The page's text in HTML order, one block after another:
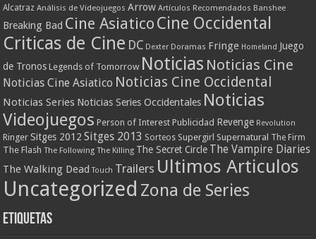
Alcatraz Análisis de Videojuegos Arrow Artículos Recomendados Banshee
Breaking Bad Cine AsiaticoCine Occidental
Criticas de Cine DC Dexter Doramas Fringe Homeland Juego
de Tronos Legends of Tomorrow Noticias Noticias Cine
Noticias Cine Asiatico Noticias Cine Occidental
Noticias Series Noticias Series Occidentales Noticias
Videojuegos Person of Interest Publicidad Revenge Revolution
Ringer Sitges 2012 Sitges 2013 Sorteos Supergirl Supernatural The Firm
The Flash The Following The Killing The Secret Circle The Vampire Diaries
The Walking Dead Touch Trailers Ultimos Articulos
Uncategorized Zona de Series
Etiquetas